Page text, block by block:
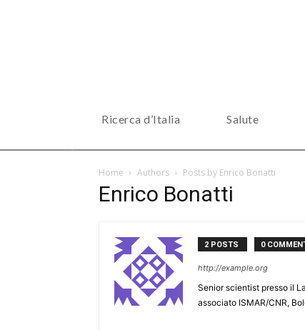
Ricerca d’Italia Salute
Home Authors Posts by Enrico Bonatti
Enrico Bonatti
2 POSTS 0
http://example.org
Senior scientist presso il
associato ISMAR/CNR,